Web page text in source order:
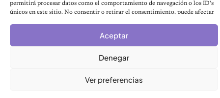
permitirá procesar datos como el comportamiento de navegación o los ID's
únicos en este sitio. No consentir o retirar el consentimiento, puede afectar
Aceptar
Denegar
Ver preferencias
© 2026 Notas de Mascotas
Política de privacidad